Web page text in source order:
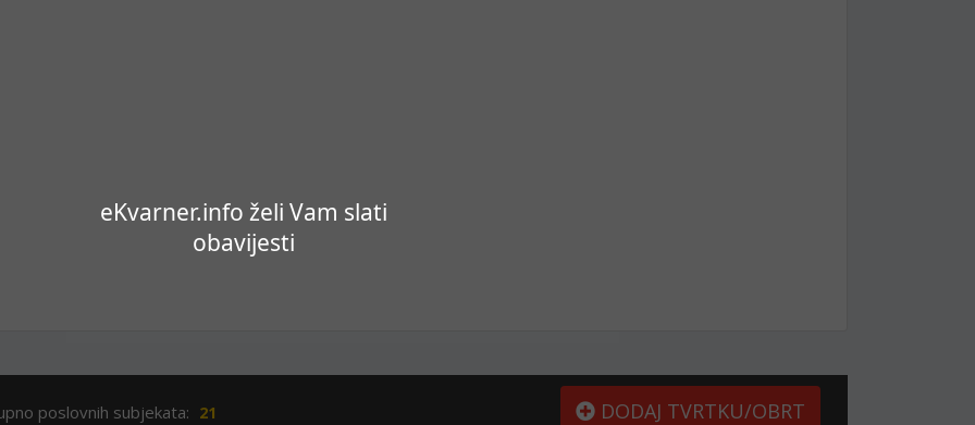
eKvarner.info želi Vam slati
obavijesti
poslovnih subjekata: 21 DODAJ TVRTKU/OBRT